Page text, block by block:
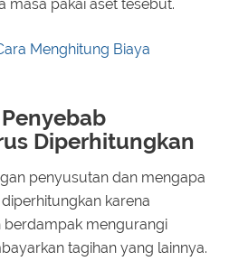
masa pakai aset tesebut.
Menghitung Biaya
Diperhitungkan
penyusutan dan mengapa
karena
berdampak mengurangi
tagihan yang lainnya.